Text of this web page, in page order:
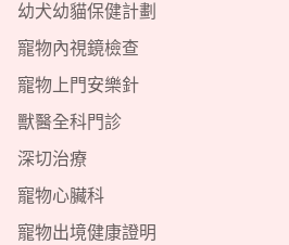
幼犬幼貓保健計劃
寵物內視鏡檢查
寵物上門安樂針
獸醫全科門診
深切治療
寵物心臟科
寵物出境健康證明